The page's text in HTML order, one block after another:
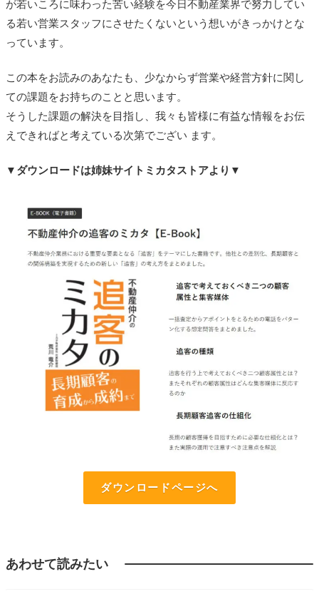
が若いころに味わった苦い経験を今日不動産業界で努力してい
る若い営業スタッフにさせたくないという想いがきっかけとな
っています。
この本をお読みのあなたも、少なからず営業や経営方針に関し
ての課題をお持ちのことと思います。
そうした課題の解決を目指し、我々も皆様に有益な情報をお伝
えできればと考えている次第でござい ます。
▼ダウンロードは姉妹サイトミカタストアより▼
ダウンロードページへ
あわせて読みたい